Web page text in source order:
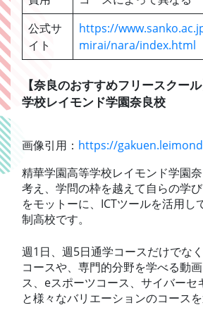
公式サ
イト
https://
mirai/nara/index.html
【奈良のおすすめフリースクー
学校レイモンド学園奈良校
画像引用： https://
精華学園高等学校レイモンド学園
考え、学問の枠を越えて自らの学び
をモットーに、ICTツールを活用し
制高校です。
週1日、週5日通学コースだけでな
コースや、専門的分野を学べる動
ス、eスポーツコース、サイバーセ
と様々なバリエーションのコースを